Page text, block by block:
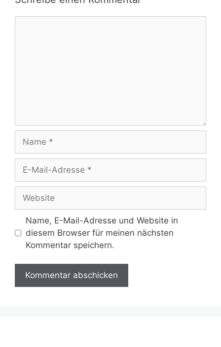
Mail-
Adresse
Name, E-Mail-Adresse und Website in
diesem Browser für meinen nächsten
Kommentar speichern.